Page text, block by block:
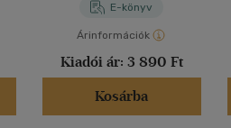
E-könyv
Árinformációk
Kiadói ár: 3 890 Ft
Kosárba